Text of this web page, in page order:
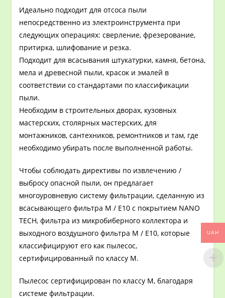
Идеально подходит для отсоса пыли
непосредственно из электроинструмента при
следующих операциях: сверление, фрезерование,
притирка, шлифование и резка.
Подходит для всасывания штукатурки, камня, бетона,
мела и древесной пыли, красок и эмалей в
соответствии со стандартами по классификации
пыли.
Необходим в строительных дворах, кузовных
мастерских, столярных мастерских, для
монтажников, сантехников, ремонтников и там, где
необходимо убирать после выполненной работы.
Чтобы соблюдать директивы по извлечению /
выбросу опасной пыли, он предлагает
многоуровневую систему фильтрации, сделанную из
всасывающего фильтра M / E10 с покрытием NANO
TECH, фильтра из микробиберного коллектора и
выходного воздушного фильтра M / E10, которые
классифицируют его как пылесос,
сертифицированный по классу M.
Пылесос сертифицирован по классу M, благодаря
системе фильтрации.
UAH